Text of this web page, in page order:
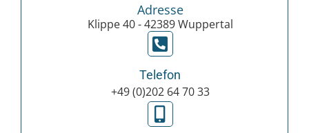
Adresse
Klippe 40 - 42389 Wuppertal
Telefon
+49 (0)202 64 70 33